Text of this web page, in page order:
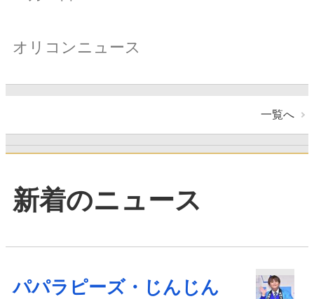
オリコンニュース
一覧へ
新着のニュース
パパラピーズ・じんじん